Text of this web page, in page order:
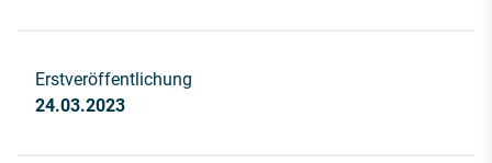
Erstveröffentlichung
24.03.2023